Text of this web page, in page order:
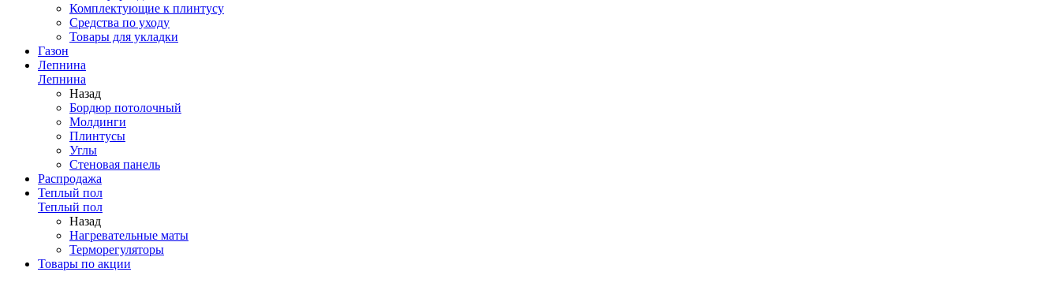
Комплектующие к плинтусу
Средства по уходу
Товары для укладки
Газон
Лепнина
Лепнина
Назад
Бордюр потолочный
Молдинги
Плинтусы
Углы
Стеновая панель
Распродажа
Теплый пол
Теплый пол
Назад
Нагревательные маты
Терморегуляторы
Товары по акции